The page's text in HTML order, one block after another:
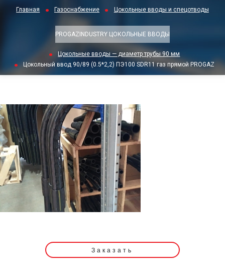
Главная Газоснабжение Цокольные вводы и спецотводы
PROGAZINDUSTRY ЦОКОЛЬНЫЕ ВВОДЫ
Цокольные вводы — диаметр трубы 90 мм
Цокольный ввод 90/89 (0.5*2,2) ПЭ100 SDR11 газ прямой PROGAZ
Заказать